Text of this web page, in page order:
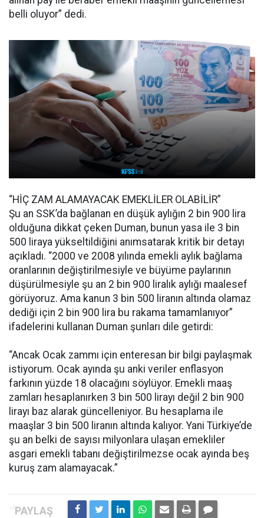
belli oluyor” dedi.
“HİÇ ZAM ALAMAYACAK EMEKLİLER OLABİLİR”
Şu an SSK’da bağlanan en düşük aylığın 2 bin 900 lira
olduğuna dikkat çeken Duman, bunun yasa ile 3 bin
500 liraya yükseltildiğini anımsatarak kritik bir detayı
açıkladı. “2000 ve 2008 yılında emekli aylık bağlama
oranlarının değiştirilmesiyle ve büyüme paylarının
düşürülmesiyle şu an 2 bin 900 liralık aylığı maalesef
görüyoruz. Ama kanun 3 bin 500 liranın altında olamaz
dediği için 2 bin 900 lira bu rakama tamamlanıyor”
ifadelerini kullanan Duman şunları dile getirdi:
“Ancak Ocak zammı için enteresan bir bilgi paylaşmak
istiyorum. Ocak ayında şu anki veriler enflasyon
farkının yüzde 18 olacağını söylüyor. Emekli maaş
zamları hesaplanırken 3 bin 500 lirayı değil 2 bin 900
lirayı baz alarak güncelleniyor. Bu hesaplama ile
maaşlar 3 bin 500 liranın altında kalıyor. Yani Türkiye’de
şu an belki de sayısı milyonlara ulaşan emekliler
asgari emekli tabanı değiştirilmezse ocak ayında beş
kuruş zam alamayacak.”